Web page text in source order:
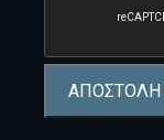
ΑΠΟΣΤΟΛΗ